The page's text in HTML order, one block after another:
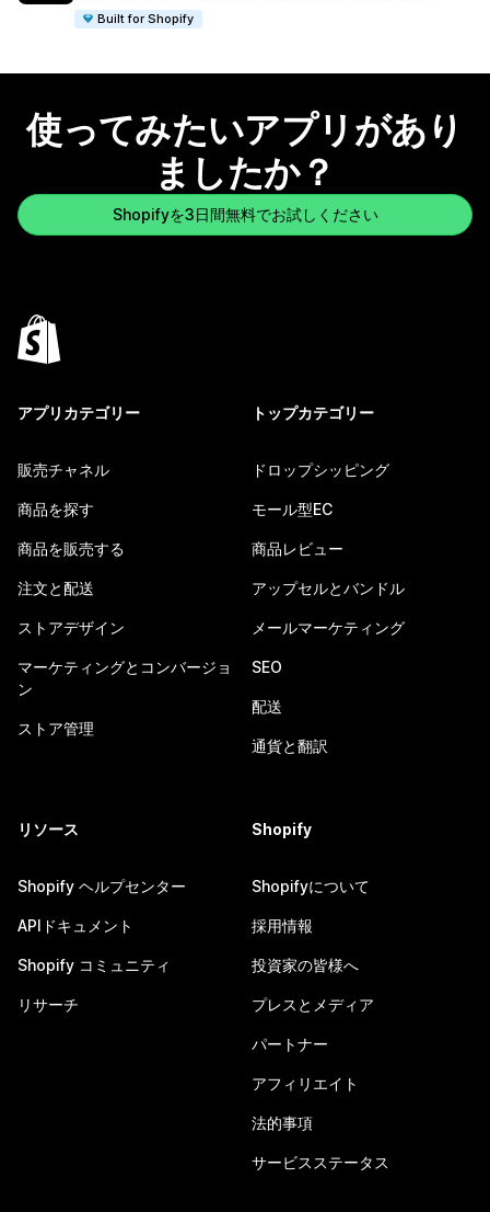
Built for Shopify
使ってみたいアプリがあり
ましたか？
Shopifyを3日間無料でお試しください
アプリカテゴリー
販売チャネル
商品を探す
商品を販売する
注文と配送
ストアデザイン
マーケティングとコンバージョ
ン
ストア管理
トップカテゴリー
ドロップシッピング
モール型EC
商品レビュー
アップセルとバンドル
メールマーケティング
SEO
配送
通貨と翻訳
リソース
Shopify ヘルプセンター
APIドキュメント
Shopify コミュニティ
リサーチ
Shopify
Shopifyについて
採用情報
投資家の皆様へ
プレスとメディア
パートナー
アフィリエイト
法的事項
サービスステータス